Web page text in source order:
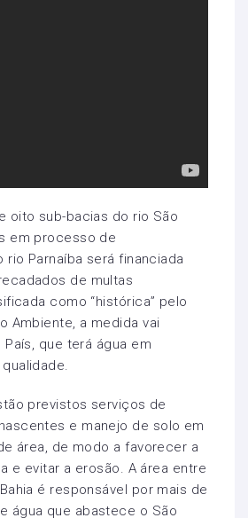
oito sub-bacias do rio São
em processo de
Parnaíba será financiada
de multas
como “histórica” pelo
Ambiente, a medida vai
que terá água em
previstos serviços de
e manejo de solo em
área, de modo a favorecer a
e evitar a erosão. A área entre
é responsável por mais de
água que abastece o São